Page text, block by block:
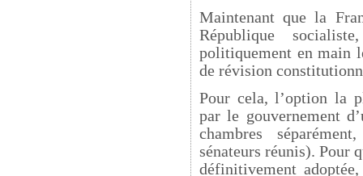
Maintenant que la
République
politiquement en main
de révision
Pour cela, l’option la
par le gouvernement
chambres
sénateurs réunis). Pour
définitivement